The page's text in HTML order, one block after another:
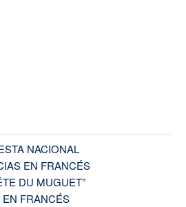
NACIONAL
EN FRANCÉS
DU MUGUET”
EN FRANCÉS